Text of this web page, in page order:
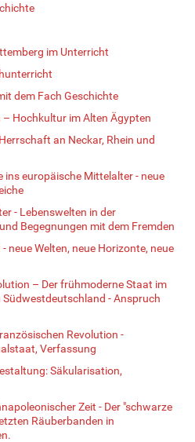
im Unterricht
dem Fach Geschichte
– Hochkultur im Alten Ägypten
an Neckar, Rhein und
ins europäische Mittelalter - neue
- Lebenswelten in der
Begegnungen mit dem Fremden
neue Welten, neue Horizonte, neue
– Der frühmoderne Staat im
- Anspruch
Revolution -
Verfassung
Säkularisation,
Zeit - Der "schwarze
Räuberbanden in